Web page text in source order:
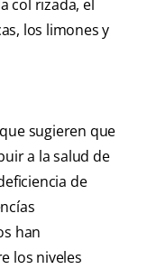
col rizada, el
los limones y
sugieren que
a la salud de
de
han
los niveles